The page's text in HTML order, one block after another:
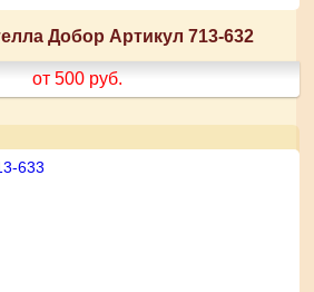
Добор Артикул 713-632
от 500 руб.